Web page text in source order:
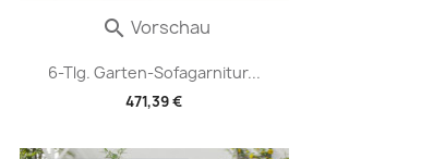
6-Tlg. Garten-Sofagarnitur...
471,39 €
 Vorschau